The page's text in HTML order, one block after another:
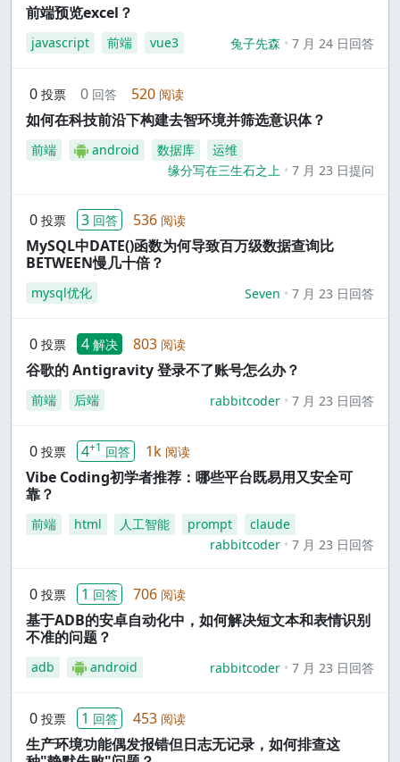
前端预览excel？
javascript 前端 vue3 兔子先森 7 月 24 日回答
0 投票 0 回答 520 阅读
如何在科技前沿下构建去智环境并筛选意识体？
前端 android 数据库
运维
缘分写在三生石之上
7 月 23 日提问
0 投票 3 回答 536 阅读
MySQL中DATE()函数为何导致百万级数据查询比
BETWEEN慢几十倍？
mysql优化 Seven 7 月 23 日回答
0 投票 4 解决 803 阅读
谷歌的 Antigravity 登录不了账号怎么办？
前端 后端 rabbitcoder 7 月 23 日回答
0 投票 4+1 回答 1k 阅读
Vibe Coding初学者推荐：哪些平台既易用又安全可
靠？
前端 html 人工智能 prompt
claude
rabbitcoder
7 月 23 日回答
0 投票 1 回答 706 阅读
基于ADB的安卓自动化中，如何解决短文本和表情识别
不准的问题？
adb android rabbitcoder 7 月 23 日回答
0 投票 1 回答 453 阅读
生产环境功能偶发报错但日志无记录，如何排查这